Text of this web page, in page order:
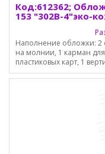
Код:612362;
153 "302B-4"эко-
Наполнение обложки: 2
на молнии, 1 карман
пластиковых карт, 1